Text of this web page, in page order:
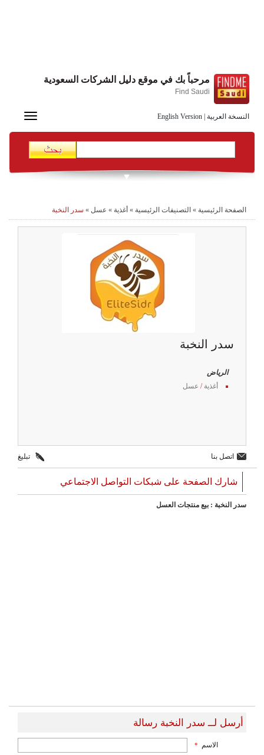
النسخة العربية English Version
مرحباً بك في موقع دليل الشركات السعودية
Find Saudi
Toggle
الصفحة الرئيسية » التصنيفات الرئيسية » أغذية » عسل » سدر النخبة
سدر النخبة
الرياض
أغذية / عسل
اتصل بنا تبليغ
شارك الصفحة على شبكات التواصل الاجتماعي
سدر النخبة : بيع منتجات العسل
أرسل لــ سدر النخبة رسالة
الاسم *